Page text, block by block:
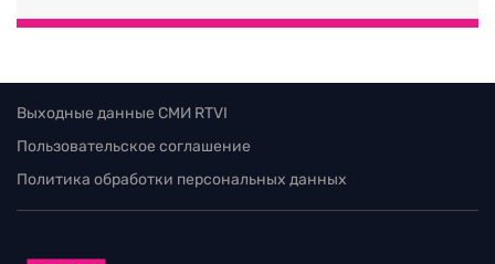
Выходные данные СМИ RTVI
Пользовательское соглашение
Политика обработки персональных данных